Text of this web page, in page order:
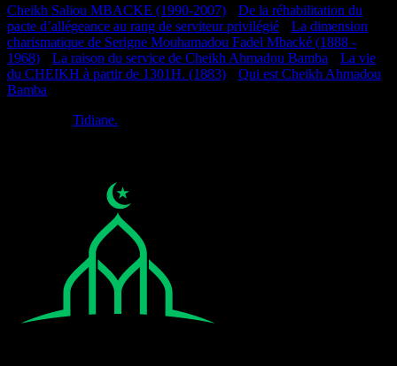
Cheikh Saliou MBACKE (1990-2007)
De la réhabilitation du
pacte d’allégeance au rang de serviteur privilégié
La dimension
charismatique de Serigne Mouhamadou Fadel Mbacké (1888 -
1968)
La raison du service de Cheikh Ahmadou Bamba
La vie
du CHEIKH à partir de 1301H. (1883)
Qui est Cheikh Ahmadou
Bamba
Tidiane.